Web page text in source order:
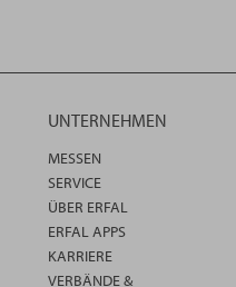
UNTERNEHMEN
MESSEN
SERVICE
ÜBER ERFAL
ERFAL APPS
KARRIERE
VERBÄNDE &